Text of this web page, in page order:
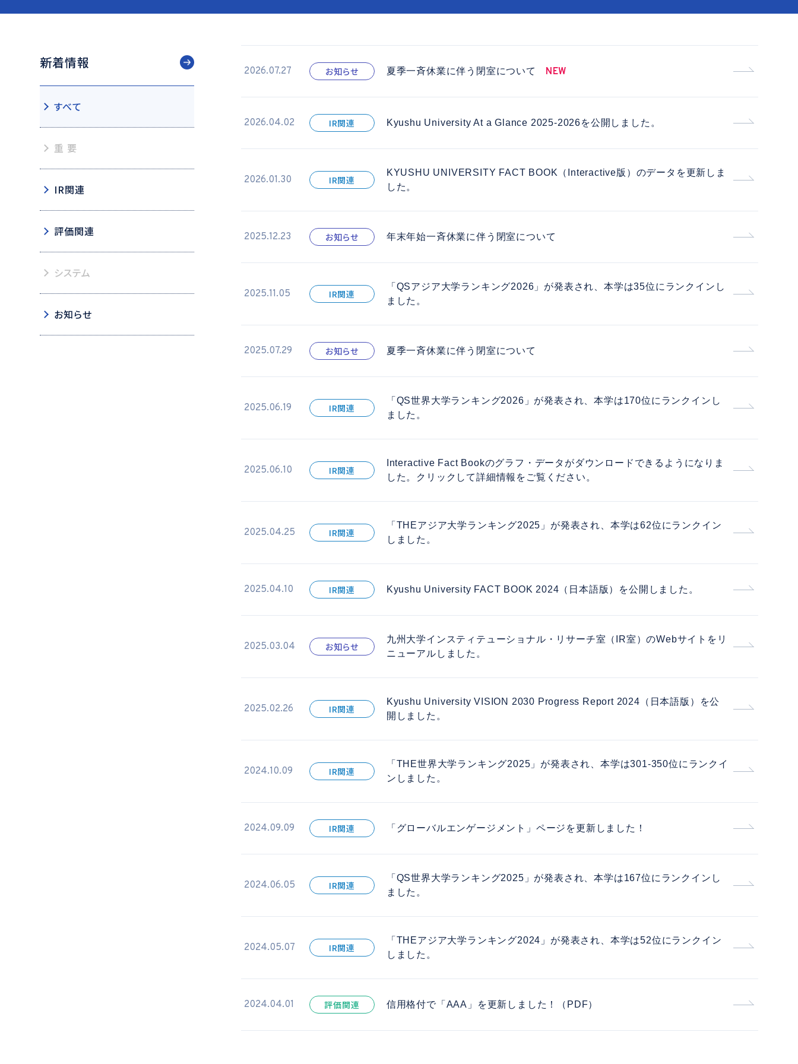
2026.07.27 お知らせ 夏季一斉休業に伴う閉室について NEW
2026.04.02 IR関連 Kyushu University At a Glance 2025-2026を公開しました。
2026.01.30 IR関連
KYUSHU UNIVERSITY FACT BOOK（Interactive版）のデータを更新しま
した。
2025.12.23 お知らせ 年末年始一斉休業に伴う閉室について
2025.11.05 IR関連
「QSアジア大学ランキング2026」が発表され、本学は35位にランクインし
ました。
2025.07.29 お知らせ 夏季一斉休業に伴う閉室について
2025.06.19 IR関連
「QS世界大学ランキング2026」が発表され、本学は170位にランクインし
ました。
2025.06.10 IR関連
Interactive Fact Bookのグラフ・データがダウンロードできるようになりま
した。クリックして詳細情報をご覧ください。
2025.04.25 IR関連
「THEアジア大学ランキング2025」が発表され、本学は62位にランクイン
しました。
2025.04.10 IR関連 Kyushu University FACT BOOK 2024（日本語版）を公開しました。
2025.03.04 お知らせ
九州大学インスティテューショナル・リサーチ室（IR室）のWebサイトをリ
ニューアルしました。
2025.02.26 IR関連
Kyushu University VISION 2030 Progress Report 2024（日本語版）を公
開しました。
2024.10.09 IR関連
「THE世界大学ランキング2025」が発表され、本学は301-350位にランクイ
ンしました。
2024.09.09 IR関連 「グローバルエンゲージメント」ページを更新しました！
2024.06.05 IR関連
「QS世界大学ランキング2025」が発表され、本学は167位にランクインし
ました。
2024.05.07 IR関連
「THEアジア大学ランキング2024」が発表され、本学は52位にランクイン
しました。
2024.04.01 評価関連 信用格付で「AAA」を更新しました！（PDF）
新着情報
すべて
重 要
IR関連
評価関連
システム
お知らせ